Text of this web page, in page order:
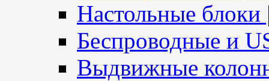
Настольные блоки
Беспроводные и
Выдвижные